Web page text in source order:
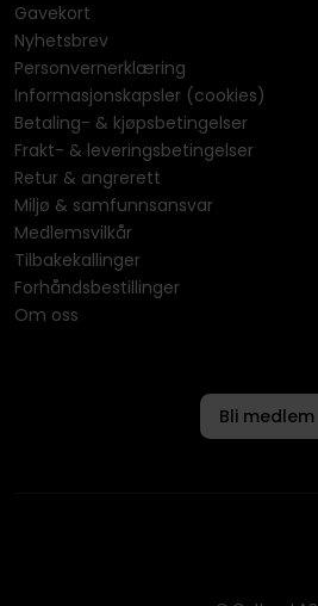
Gavekort
Nyhetsbrev
Personvernerklæring
Informasjonskapsler (cookies)
Betaling- & kjøpsbetingelser
Frakt- & leveringsbetingelser
Retur & angrerett
Miljø & samfunnsansvar
Medlemsvilkår
Tilbakekallinger
Forhåndsbestillinger
Om oss
Bli medlem